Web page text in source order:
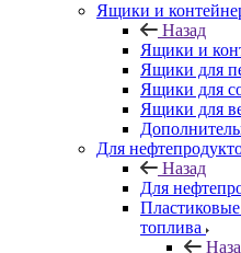
Ящики и
Назад
Ящики и
Ящики для
Ящики для
Ящики для
Для
Назад
Для
Пластиковые
топлива